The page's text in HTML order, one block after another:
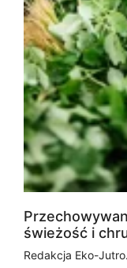
świeżość i
Redakcja Eko-